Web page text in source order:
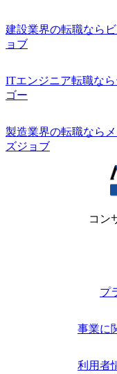
建設業界の転職なら
ョブ
ITエンジニア転職なら
ゴー
製造業界の転職なら
ズジョブ
コン
プ
事業に
利用者